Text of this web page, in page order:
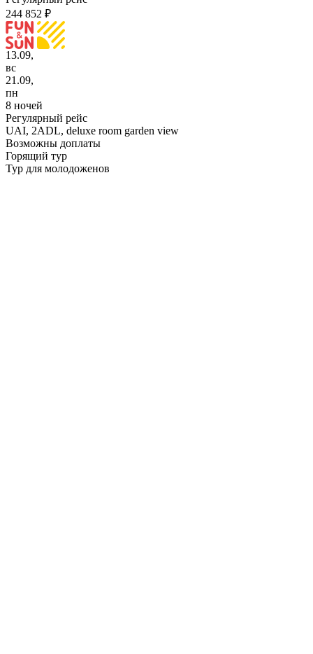
244 852 ₽
13.09,
вс
21.09,
пн
8 ночей
Регулярный рейс
UAI, 2ADL, deluxe room garden view
Возможны доплаты
Горящий тур
Тур для молодоженов